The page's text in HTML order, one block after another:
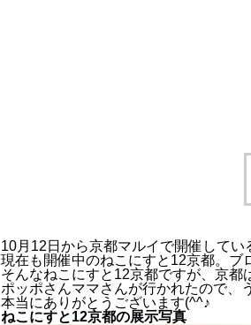
10月12日から京都マルイで開催して
現在も開催中のねこにすと12京都。ブ
そんなねこにすと12京都ですが、京都
ポッポさんママさんが行かれたので、
本当にありがとうございます(^^♪
ねこにすと12京都の展示写真